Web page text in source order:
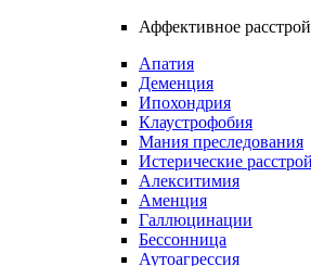
Аффективное
Апатия
Деменция
Ипохондрия
Клаустрофобия
Мания преследования
Истерические
Алекситимия
Аменция
Галлюцинации
Бессонница
Аутоагрессия